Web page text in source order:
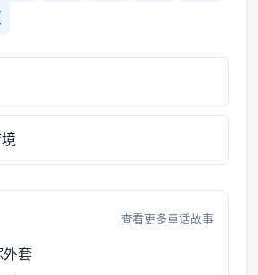
查看更多童话故事
外套